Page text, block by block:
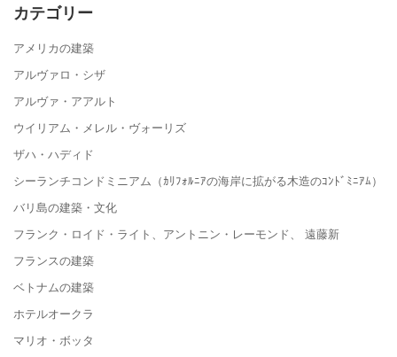
カテゴリー
アメリカの建築
アルヴァロ・シザ
アルヴァ・アアルト
ウイリアム・メレル・ヴォーリズ
ザハ・ハディド
シーランチコンドミニアム（ｶﾘﾌｫﾙﾆｱの海岸に拡がる木造のｺﾝﾄﾞﾐﾆｱﾑ）
バリ島の建築・文化
フランク・ロイド・ライト、アントニン・レーモンド、 遠藤新
フランスの建築
ベトナムの建築
ホテルオークラ
マリオ・ボッタ